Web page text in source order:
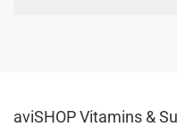
aviSHOP Vitamins &